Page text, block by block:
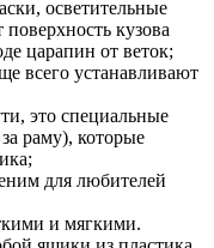
осветительные
кузова
царапин от веток;
всего устанавливают
это специальные
раму), которые
для любителей
и мягкими.